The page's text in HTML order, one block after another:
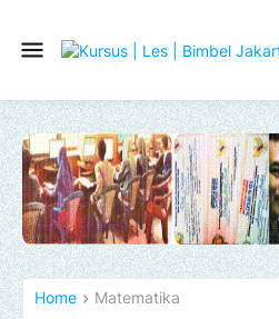
Home Matematika